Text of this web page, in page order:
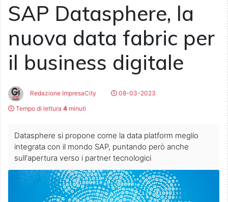
SAP Datasphere, la
nuova data fabric per
il business digitale
Redazione ImpresaCity
08-03-2023
Tempo di lettura 4 minuti
Datasphere si propone come la data platform meglio
integrata con il mondo SAP, puntando però anche
sull'apertura verso i partner tecnologici